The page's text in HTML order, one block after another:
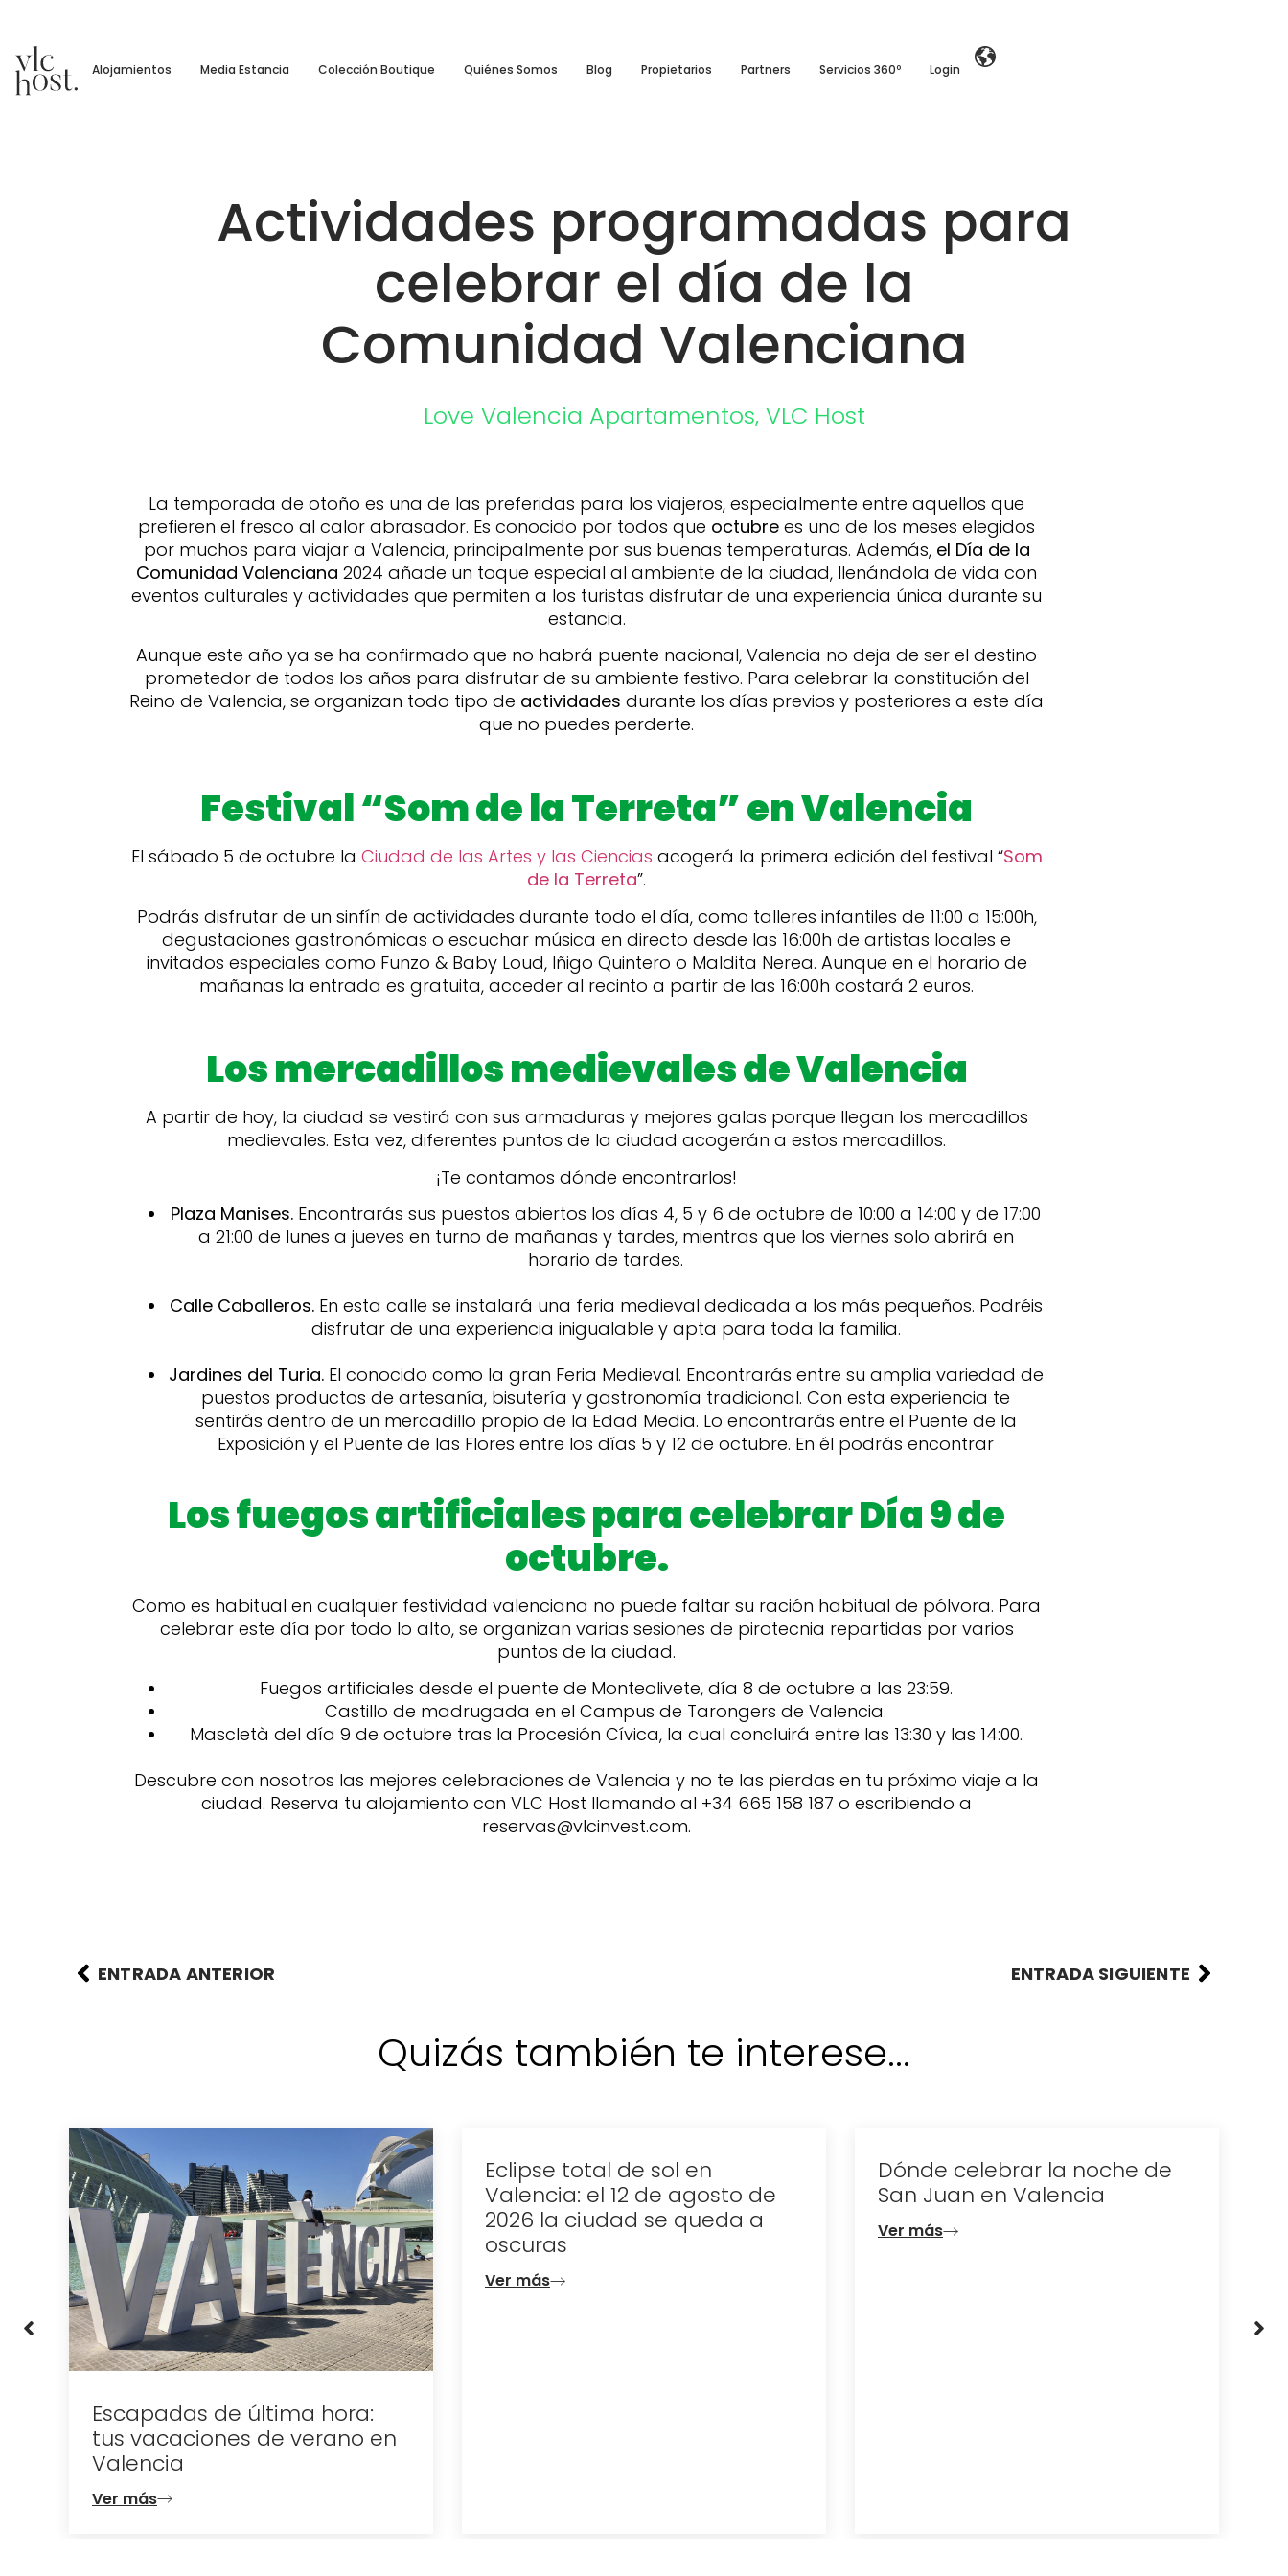
Alojamientos Media Estancia Colección Boutique Quiénes Somos Blog Propietarios Partners Servicios 360º Login
Actividades programadas para
celebrar el día de la
Comunidad Valenciana
Love Valencia Apartamentos, VLC Host
La temporada de otoño es una de las preferidas para los viajeros, especialmente entre aquellos que
prefieren el fresco al calor abrasador. Es conocido por todos que octubre es uno de los meses elegidos
por muchos para viajar a Valencia, principalmente por sus buenas temperaturas. Además, el Día de la
Comunidad Valenciana 2024 añade un toque especial al ambiente de la ciudad, llenándola de vida con
eventos culturales y actividades que permiten a los turistas disfrutar de una experiencia única durante su
estancia.
Aunque este año ya se ha confirmado que no habrá puente nacional, Valencia no deja de ser el destino
prometedor de todos los años para disfrutar de su ambiente festivo. Para celebrar la constitución del
Reino de Valencia, se organizan todo tipo de actividades durante los días previos y posteriores a este día
que no puedes perderte.
Festival “Som de la Terreta” en Valencia
El sábado 5 de octubre la Ciudad de las Artes y las Ciencias acogerá la primera edición del festival “Som
de la Terreta”.
Podrás disfrutar de un sinfín de actividades durante todo el día, como talleres infantiles de 11:00 a 15:00h,
degustaciones gastronómicas o escuchar música en directo desde las 16:00h de artistas locales e
invitados especiales como Funzo & Baby Loud, Iñigo Quintero o Maldita Nerea. Aunque en el horario de
mañanas la entrada es gratuita, acceder al recinto a partir de las 16:00h costará 2 euros.
Los mercadillos medievales de Valencia
A partir de hoy, la ciudad se vestirá con sus armaduras y mejores galas porque llegan los mercadillos
medievales. Esta vez, diferentes puntos de la ciudad acogerán a estos mercadillos.
¡Te contamos dónde encontrarlos!
Plaza Manises. Encontrarás sus puestos abiertos los días 4, 5 y 6 de octubre de 10:00 a 14:00 y de 17:00
a 21:00 de lunes a jueves en turno de mañanas y tardes, mientras que los viernes solo abrirá en
horario de tardes.
Calle Caballeros.En esta calle se instalará una feria medieval dedicada a los más pequeños. Podréis
disfrutar de una experiencia inigualable y apta para toda la familia.
Jardines del Turia.El conocido como la gran Feria Medieval. Encontrarás entre su amplia variedad de
puestos productos de artesanía, bisutería y gastronomía tradicional. Con esta experiencia te
sentirás dentro de un mercadillo propio de la Edad Media. Lo encontrarás entre el Puente de la
Exposición y el Puente de las Flores entre los días 5 y 12 de octubre. En él podrás encontrar
Los fuegos artificiales para celebrar Día 9 de
octubre.
Como es habitual en cualquier festividad valenciana no puede faltar su ración habitual de pólvora. Para
celebrar este día por todo lo alto, se organizan varias sesiones de pirotecnia repartidas por varios
puntos de la ciudad.
Fuegos artificiales desde el puente de Monteolivete, día 8 de octubre a las 23:59.
Castillo de madrugada en el Campus de Tarongers de Valencia.
Mascletà del día 9 de octubre tras la Procesión Cívica, la cual concluirá entre las 13:30 y las 14:00.
Descubre con nosotros las mejores celebraciones de Valencia y no te las pierdas en tu próximo viaje a la
ciudad. Reserva tu alojamiento con VLC Host llamando al +34 665 158 187 o escribiendo a
reservas@vlcinvest.com.
ENTRADA ANTERIOR ENTRADA SIGUIENTE
Quizás también te interese...
Escapadas de última hora:
tus vacaciones de verano en
Valencia
Ver más
Eclipse total de sol en
Valencia: el 12 de agosto de
2026 la ciudad se queda a
oscuras
Ver más
Dónde celebrar la noche de
San Juan en Valencia
Ver más